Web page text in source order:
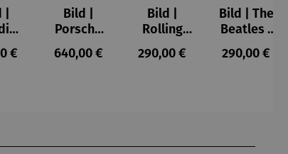
-
Preis:
€
Bild |
Porsche
911 (2023)
– Holger
Regulärer Preis:
640,00 €
Bild |
Rolling
Stones -
Wortmale
Regulärer Preis:
290,00 €
Bild | The
Beatles -
Wortmale
rei SAXA
Regulärer
290,00 €